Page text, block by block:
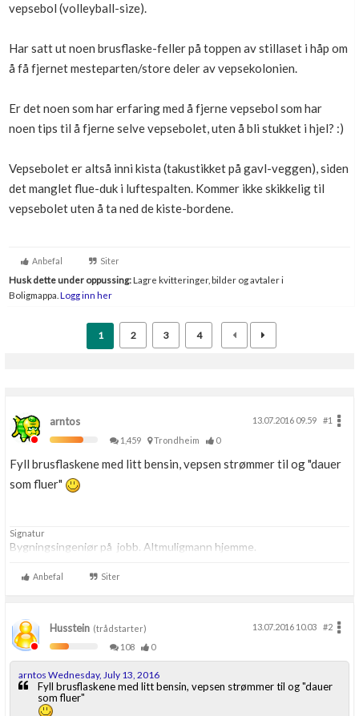
vepsebol (volleyball-size).
Har satt ut noen brusflaske-feller på toppen av stillaset i håp om
å få fjernet mesteparten/store deler av vepsekolonien.
Er det noen som har erfaring med å fjerne vepsebol som har
noen tips til å fjerne selve vepsebolet, uten å bli stukket i hjel? :)
Vepsebolet er altså inni kista (takustikket på gavl-veggen), siden
det manglet flue-duk i luftespalten. Kommer ikke skikkelig til
vepsebolet uten å ta ned de kiste-bordene.
Anbefal Siter
Husk dette under oppussing:Lagre kvitteringer, bilder og avtaler i
Boligmappa. Logg inn her
1 2 3 4
arntos 13.07.2016 09.59
#1
1,459
Trondheim 0
Fyll brusflaskene med litt bensin, vepsen strømmer til og "dauer
som fluer"
Signatur
Bygningsingeniør på jobb. Altmuligmann hjemme.
Anbefal Siter
Husstein (trådstarter) 13.07.2016 10.03
#2
108
0
arntos Wednesday, July 13, 2016
Fyll brusflaskene med litt bensin, vepsen strømmer til og "dauer
som fluer"